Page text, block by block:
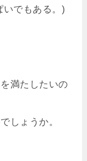
いでもある。)
満たしたいの
しょうか。